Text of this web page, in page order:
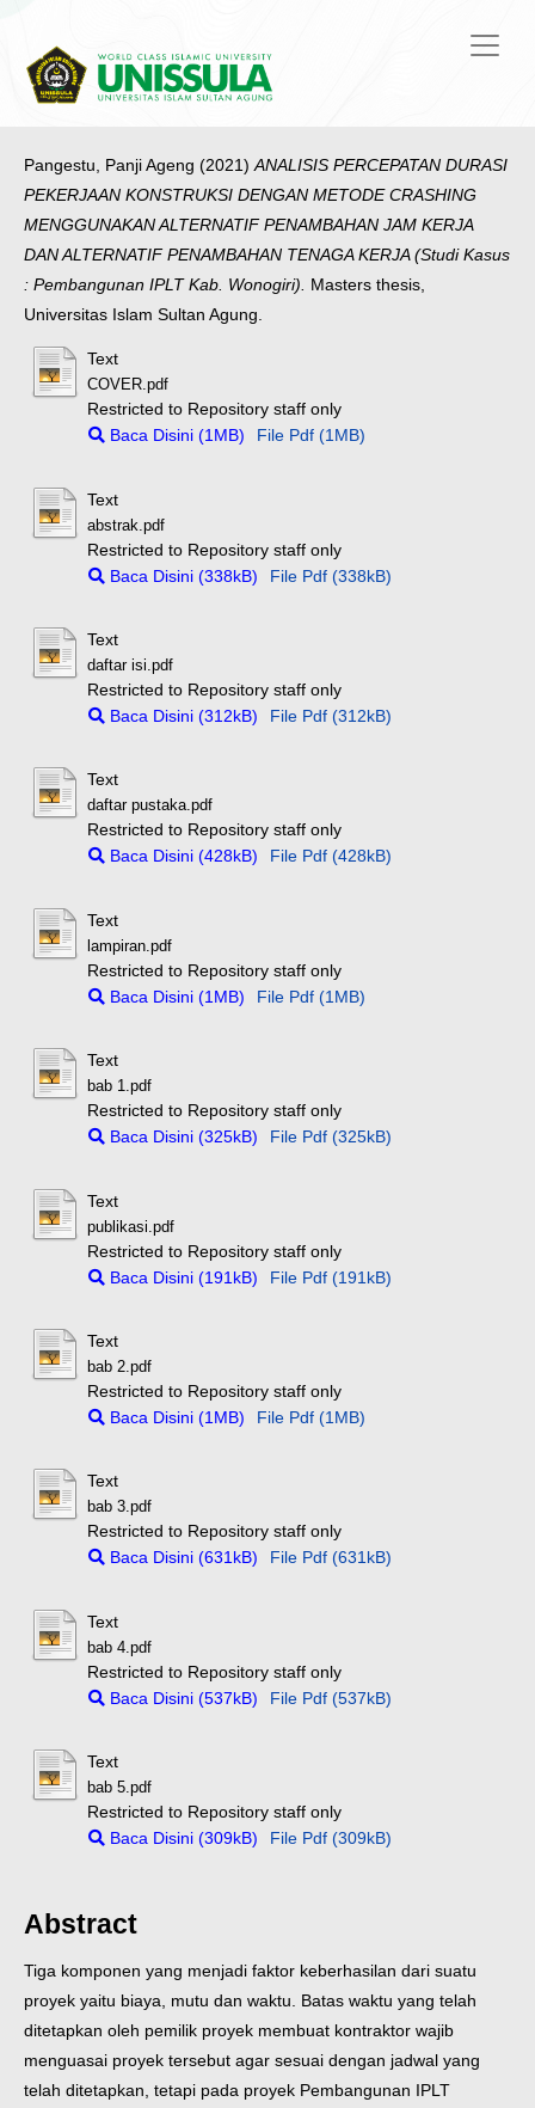
Pangestu, Panji Ageng (2021)ANALISIS PERCEPATAN DURASI
PEKERJAAN KONSTRUKSI DENGAN METODE CRASHING
MENGGUNAKAN ALTERNATIF PENAMBAHAN JAM KERJA
DAN ALTERNATIF PENAMBAHAN TENAGA KERJA (Studi Kasus
: Pembangunan IPLT Kab. Wonogiri). Masters thesis,
Universitas Islam Sultan Agung.
Text
COVER.pdf
Restricted to Repository staff only
Baca Disini (1MB)
File Pdf (1MB)
Text
abstrak.pdf
Restricted to Repository staff only
Baca Disini (338kB)
File Pdf (338kB)
Text
daftar isi.pdf
Restricted to Repository staff only
Baca Disini (312kB)
File Pdf (312kB)
Text
daftar pustaka.pdf
Restricted to Repository staff only
Baca Disini (428kB)
File Pdf (428kB)
Text
lampiran.pdf
Restricted to Repository staff only
Baca Disini (1MB)
File Pdf (1MB)
Text
bab 1.pdf
Restricted to Repository staff only
Baca Disini (325kB)
File Pdf (325kB)
Text
publikasi.pdf
Restricted to Repository staff only
Baca Disini (191kB)
File Pdf (191kB)
Text
bab 2.pdf
Restricted to Repository staff only
Baca Disini (1MB)
File Pdf (1MB)
Text
bab 3.pdf
Restricted to Repository staff only
Baca Disini (631kB)
File Pdf (631kB)
Text
bab 4.pdf
Restricted to Repository staff only
Baca Disini (537kB)
File Pdf (537kB)
Text
bab 5.pdf
Restricted to Repository staff only
Baca Disini (309kB)
File Pdf (309kB)
Abstract
Tiga komponen yang menjadi faktor keberhasilan dari suatu
proyek yaitu biaya, mutu dan waktu. Batas waktu yang telah
ditetapkan oleh pemilik proyek membuat kontraktor wajib
menguasai proyek tersebut agar sesuai dengan jadwal yang
telah ditetapkan, tetapi pada proyek Pembangunan IPLT